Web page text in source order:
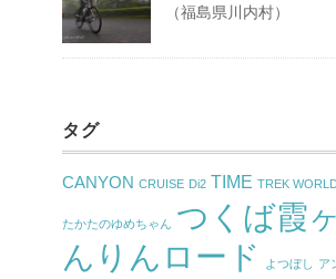
（福島県川内村）
タグ
CANYON CRUISE Di2 TIME TREK
たかたのゆめちゃん つくば霞
んりんロード
よつぼし ア